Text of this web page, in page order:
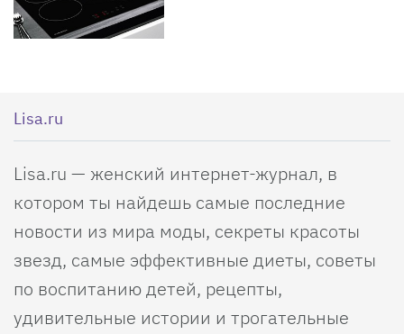
Lisa.ru
Lisa.ru — женский интернет-журнал, в
котором ты найдешь самые последние
новости из мира моды, секреты красоты
звезд, самые эффективные диеты, советы
по воспитанию детей, рецепты,
удивительные истории и трогательные